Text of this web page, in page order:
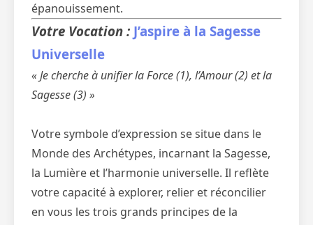
épanouissement.
Votre Vocation : J’aspire à la Sagesse
Universelle
« Je cherche à unifier la Force (1), l’Amour (2) et la
Sagesse (3) »
Votre symbole d’expression se situe dans le
Monde des Archétypes, incarnant la Sagesse,
la Lumière et l’harmonie universelle. Il reflète
votre capacité à explorer, relier et réconcilier
en vous les trois grands principes de la